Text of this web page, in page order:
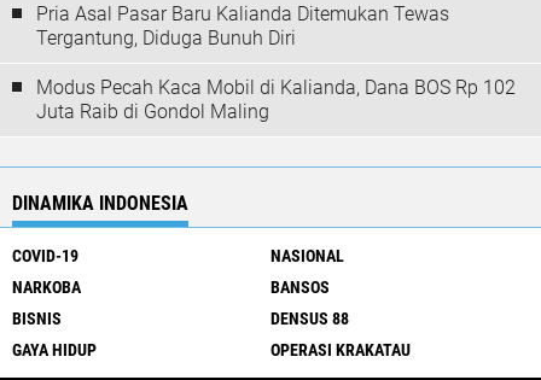
Pria Asal Pasar Baru Kalianda Ditemukan Tewas
Tergantung, Diduga Bunuh Diri
Modus Pecah Kaca Mobil di Kalianda, Dana BOS Rp 102
Juta Raib di Gondol Maling
DINAMIKA INDONESIA
COVID-19
NASIONAL
NARKOBA
BANSOS
BISNIS
DENSUS 88
GAYA HIDUP
OPERASI KRAKATAU